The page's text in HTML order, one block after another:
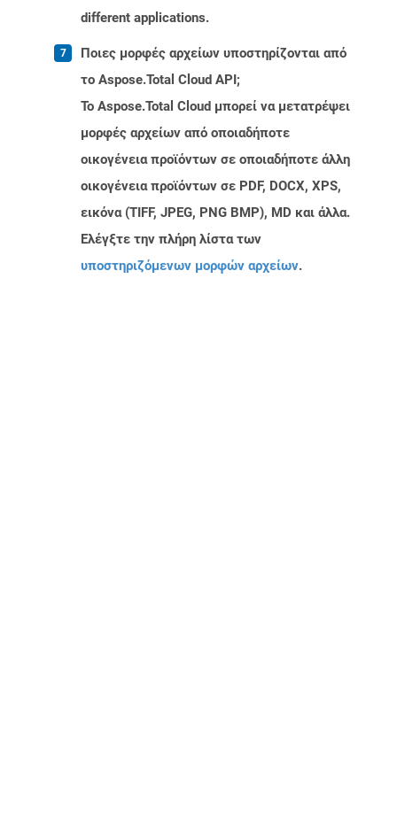
different applications.
Ποιες μορφές αρχείων υποστηρίζονται από
το Aspose.Total Cloud API;
Το Aspose.Total Cloud μπορεί να μετατρέψει
μορφές αρχείων από οποιαδήποτε
οικογένεια προϊόντων σε οποιαδήποτε άλλη
οικογένεια προϊόντων σε PDF, DOCX, XPS,
εικόνα (TIFF, JPEG, PNG BMP), MD και άλλα.
Ελέγξτε την πλήρη λίστα των
υποστηριζόμενων μορφών αρχείων.